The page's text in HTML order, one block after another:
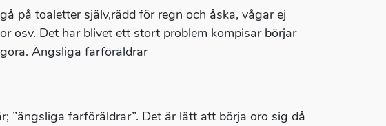
på toaletter själv,rädd för regn och åska, vågar ej
osv. Det har blivet ett stort problem kompisar börjar
Ängsliga farföräldrar
”ängsliga farföräldrar”. Det är lätt att börja oro sig då